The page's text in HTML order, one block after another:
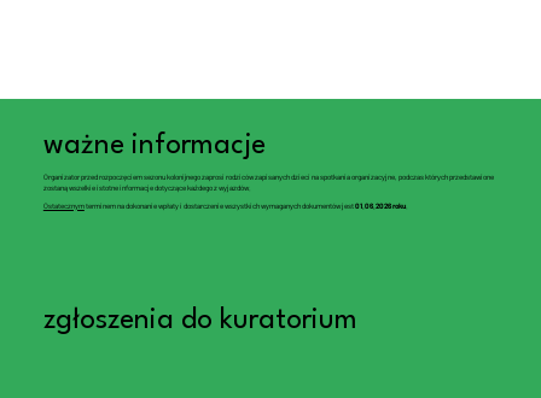
ważne informacje
Organizator przed rozpoczęciem sezonu kolonijnego zaprosi rodziców zapisanych dzieci na spotkania organizacyjne, podczas których przedstawione
zostaną wszelkie istotne informacje dotyczące każdego z wyjazdów.
Ostatecznymterminem na dokonanie wpłaty i dostarczenie wszystkich wymaganych dokumentów jest01.06.2026 roku.
zgłoszenia do kuratorium